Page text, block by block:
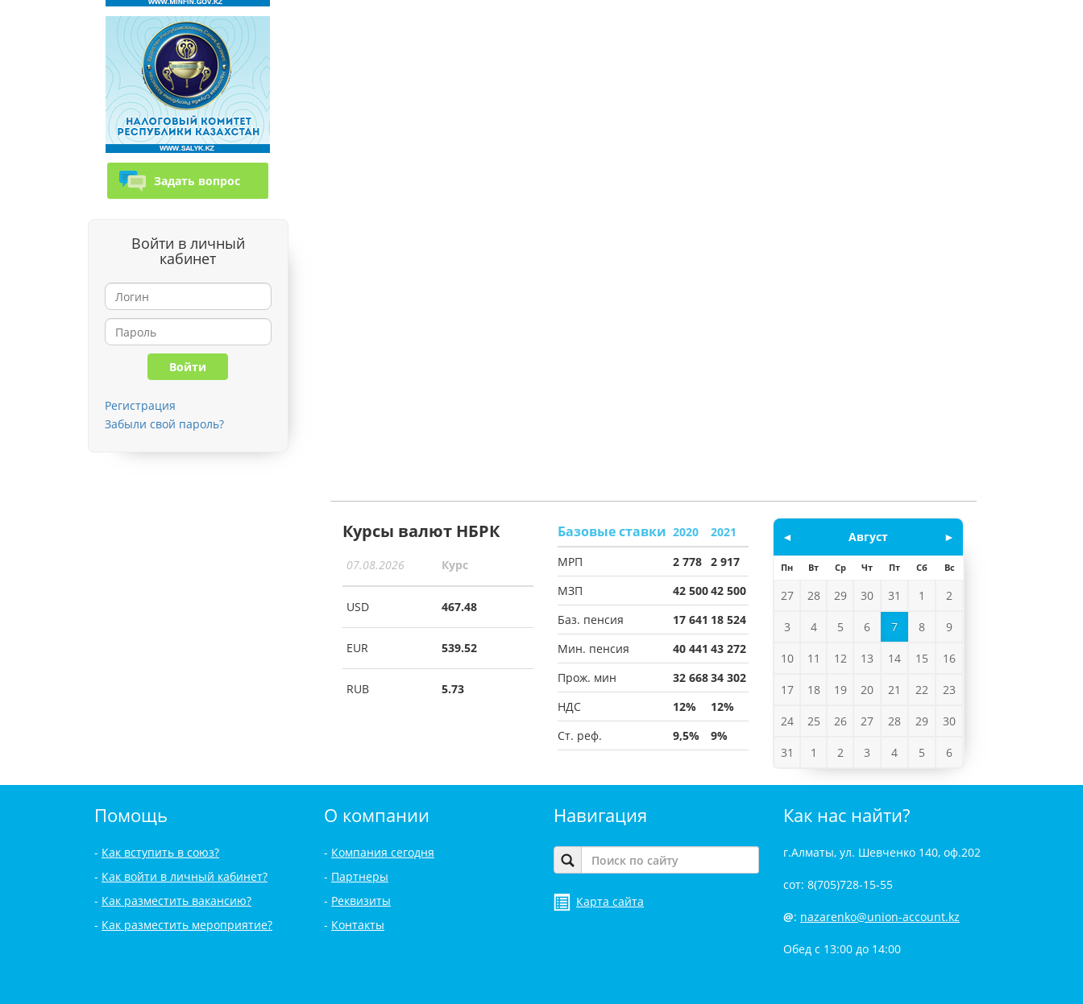
Задать вопрос
Войти в личный
кабинет
Регистрация
Забыли свой пароль?
Курсы валют НБРК
07.08.2026 Курс
USD 467.48
EUR 539.52
RUB 5.73
Базовые ставки 2020
2021
МРП
2 778 2 917
МЗП
42 50042 500
Баз. пенсия
17 641 18 524
Мин. пенсия
40 441 43 272
Прож. мин
32 66834 302
НДС
12%
12%
Ст. реф.
9,5% 9%
◄ ►
Август
Пн Вт Ср Чт Пт Сб Вс
27 28 29 30 31 1 2
3 4 5 6 7 8 9
10 11 12 13 14 15 16
17 18 19 20 21 22 23
24 25 26 27 28 29 30
31 1 2 3 4 5 6
Помощь
Как вступить в союз?
Как войти в личный кабинет?
Как разместить вакансию?
Как разместить мероприятие?
О компании
Компания сегодня
Партнеры
Реквизиты
Контакты
Навигация
Карта сайта
Как нас найти?
г.Алматы, ул. Шевченко 140, оф.202
сот: 8(705)728-15-55
@: nazarenko@union-account.kz
Обед с 13:00 до 14:00